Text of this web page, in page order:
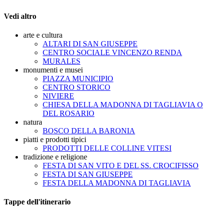
Vedi altro
arte e cultura
ALTARI DI SAN GIUSEPPE
CENTRO SOCIALE VINCENZO RENDA
MURALES
monumenti e musei
PIAZZA MUNICIPIO
CENTRO STORICO
NIVIERE
CHIESA DELLA MADONNA DI TAGLIAVIA O
DEL ROSARIO
natura
BOSCO DELLA BARONIA
piatti e prodotti tipici
PRODOTTI DELLE COLLINE VITESI
tradizione e religione
FESTA DI SAN VITO E DEL SS. CROCIFISSO
FESTA DI SAN GIUSEPPE
FESTA DELLA MADONNA DI TAGLIAVIA
Tappe dell'itinerario